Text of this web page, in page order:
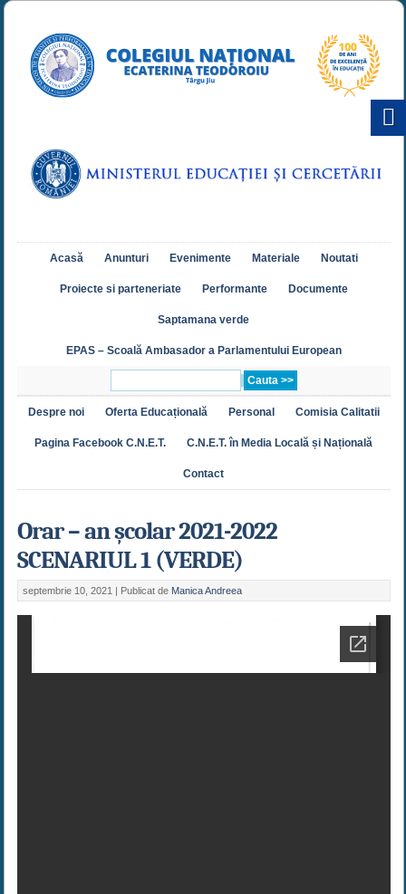
Acasă Anunturi Evenimente Materiale Noutati
Proiecte si parteneriate Performante Documente
Saptamana verde
EPAS – Scoală Ambasador a Parlamentului European
Despre noi Oferta Educațională Personal Comisia Calitatii
Pagina Facebook C.N.E.T. C.N.E.T. în Media Locală și Națională
Contact
Orar – an școlar 2021-2022
SCENARIUL 1 (VERDE)
septembrie 10, 2021 | Publicat de Manica Andreea